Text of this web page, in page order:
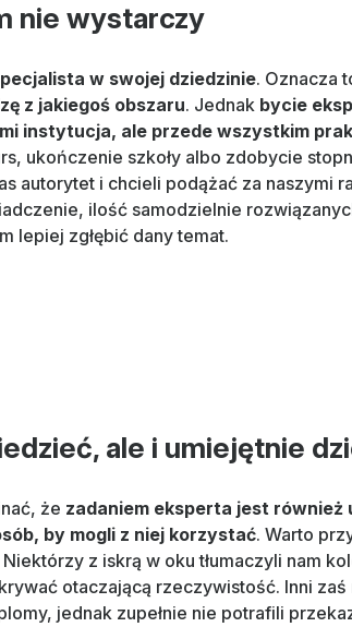
nie wystarczy
w swojej dziedzinie. Oznacza
z jakiegoś obszaru. Jednak bycie
instytucja, ale przede wszystkim
ukończenie szkoły albo zdobycie
autorytet i chcieli podążać za naszymi
ilość samodzielnie
lepiej zgłębić dany temat.
ale i umiejętnie
że zadaniem eksperta jest również
by mogli z niej korzystać. Warto
z iskrą w oku tłumaczyli nam
otaczającą rzeczywistość. Inni zaś
jednak zupełnie nie potrafili